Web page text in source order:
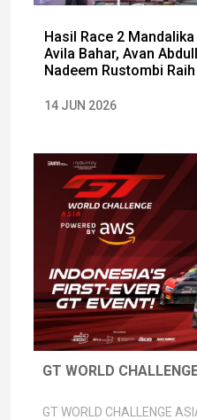
Hasil Race 2
Avila Bahar, Avan
Nadeem Rustombi
14 JUN 2026
GT WORLD
GT WORLD CHALLENGE